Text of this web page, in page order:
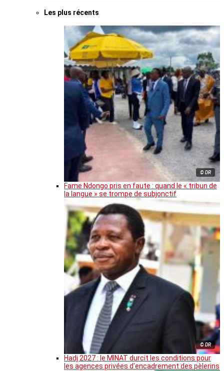
Les plus récents
© DR
Fame Ndongo pris en faute : quand le « tribun de
la langue » se trompe de subjonctif
© DR
Hadj 2027 : le MINAT durcit les conditions pour
les agences privées d’encadrement des pèlerins